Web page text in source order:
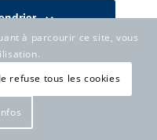
organisés par la SAF,
les autres
(en tenant, par
données par des
à parcourir ce site, vous
Je refuse tous les cookies